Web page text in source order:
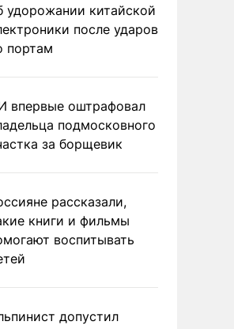
удорожании китайской
после ударов
портам
впервые оштрафовал
подмосковного
за борщевик
рассказали,
книги и фильмы
воспитывать
допустил